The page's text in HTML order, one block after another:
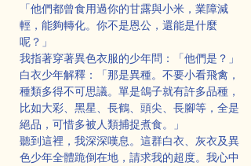
「他們都曾食用過你的甘露與小米，業障減
輕，能夠轉化。你不是恩公，還能是什麼
呢？」
我指著穿著異色衣服的少年問：「他們是？」
白衣少年解釋：「那是異種。不要小看飛禽，
種類多得不可思議。單是鴿子就有許多品種，
比如大彩、黑星、長鶴、頭尖、長腳等，全是
絕品，可惜多被人類捕捉煮食。」
聽到這裡，我深深嘆息。這群白衣、灰衣及異
色少年全體跪倒在地，請求我的超度。我心中